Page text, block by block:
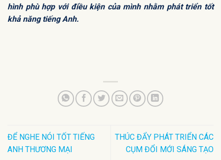
hình phù hợp với điều kiện của mình nhằm phát triển tốt
khả năng tiếng Anh.
ĐỂ NGHE NÓI TỐT TIẾNG
ANH THƯƠNG MẠI
THÚC ĐẨY PHÁT TRIỂN CÁC
CỤM ĐỔI MỚI SÁNG TẠO